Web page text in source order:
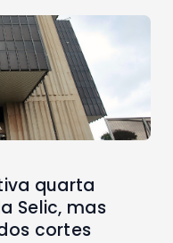
quarta
Selic, mas
cortes